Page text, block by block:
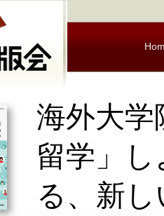
海外大
留学」
る、新